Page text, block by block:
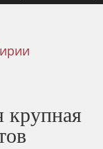
крупная